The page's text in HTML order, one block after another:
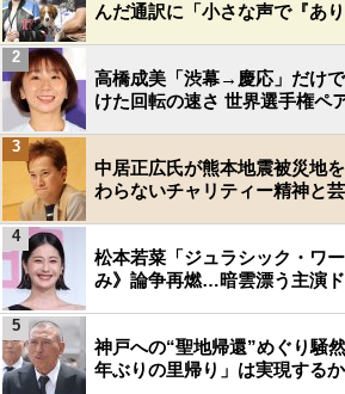
んだ通訳に「小さな声で『あり
高橋成美「渋幕→慶応」だけ
けた回転の速さ 世界選手権ペ
2
中居正広氏が熊本地震被災地
わらないチャリティー精神と
3
松本若菜「ジュラシック・ワ
み》論争再燃…暗雲漂う主演
4
神戸への“聖地帰還”めぐり騒
年ぶりの里帰り」は実現するか
5